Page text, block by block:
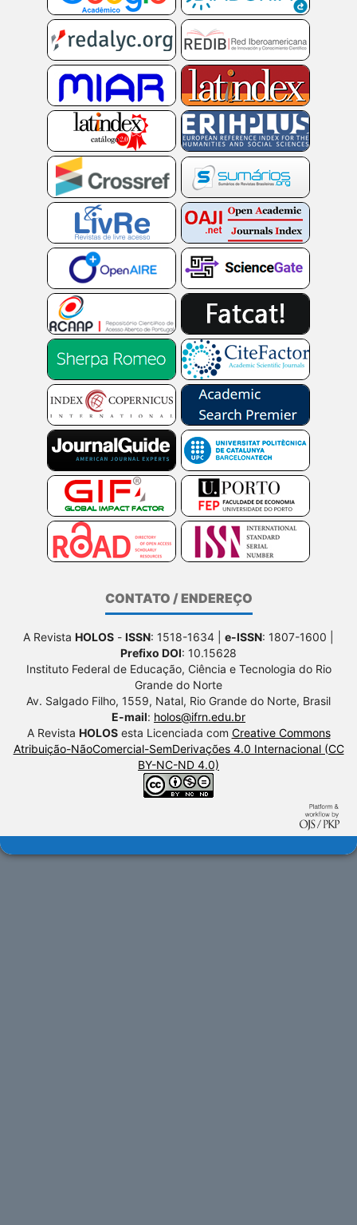
CONTATO / ENDEREÇO
A Revista HOLOS - ISSN: 1518-1634 | e-ISSN: 1807-1600 |
Prefixo DOI: 10.15628
Instituto Federal de Educação, Ciência e Tecnologia do Rio
Grande do Norte
Av. Salgado Filho, 1559, Natal, Rio Grande do Norte, Brasil
E-mail: holos@ifrn.edu.br
A Revista HOLOSesta Licenciada com Creative Commons
Atribuição-NãoComercial-SemDerivações 4.0 Internacional (CC
BY-NC-ND 4.0)